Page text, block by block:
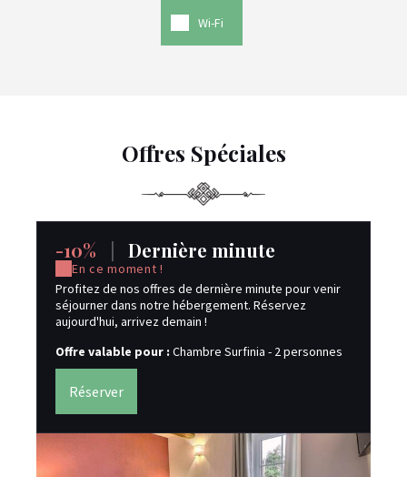
Wi-Fi
Offres Spéciales
-10% Dernière minute
En ce moment !
Profitez de nos offres de dernière minute pour venir
séjourner dans notre hébergement. Réservez
aujourd'hui, arrivez demain !
Offre valable pour : Chambre Surfinia - 2 personnes
Réserver